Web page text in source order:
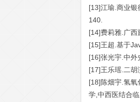
[13]江瑜.商业
140.
[14]费莉雅.广西
[15]王超.基于
[16]张光宇.中外
[17]王乐瑶.二胡
[18]陈畑宇.氢氧
学,中西医结合